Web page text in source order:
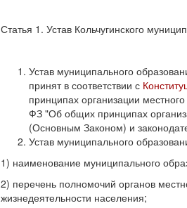
Статья 1. Устав Кольчугинского
Устав муниципального
принят в соответствии с
принципах организации
ФЗ "Об общих принципах
(Основным Законом) и
Устав муниципального
1) наименование муниципального
2) перечень полномочий органов
жизнедеятельности населения;